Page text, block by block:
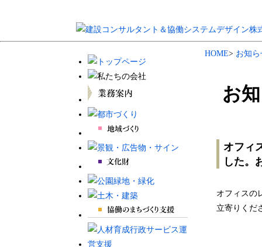
HOME> お知ら
お
オフィ
した。
オフィスの
立寄りくだ